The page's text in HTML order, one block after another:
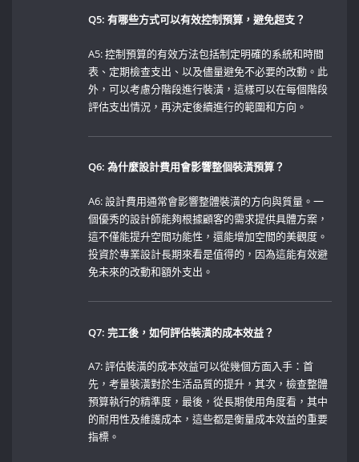
Q5: 有哪些方式可以有效控制預算，避免超支？
A5: 控制預算的有效方法包括制定明確的系統和時間
表、定期檢查支出、以及儘量避免不必要的改動。此
外，可以考慮分階段進行裝潢，這樣可以在每個階段
評估支出情況，再決定後續進行的範圍和方向。
Q6: 為什麼設計費用會影響整個裝潢預算？
A6: 設計費用通常會影響整體裝潢的方向與質量。一
個優秀的設計師能夠根據顧客的需求提供具體方案，
這不僅能提升空間功能性，還能增加空間的美觀度。
投資於專業設計長期來看是值得的，因為這能有效避
免未來的改動和額外支出。
Q7: 完工後，如何評估裝潢的成本效益？
A7: 評估裝潢的成本效益可以從幾個方面入手：首
先，考量裝潢對於生活品質的提升，其次，檢查整體
預算執行的精準度，最後，從長期使用角度看，其中
的耐用性及維護成本，這些都是衡量成本效益的重要
指標。